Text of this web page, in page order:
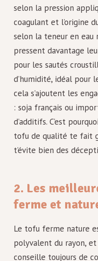
selon la pression
coagulant et l’origine
selon la teneur en eau
pressent davantage
pour les sautés
d’humidité, idéal pour
cela s’ajoutent les
: soja français ou
d’additifs. C’est
tofu de qualité te fait
t’évite bien des
2. Les
ferme et
Le tofu ferme nature
polyvalent du rayon,
conseille toujours de